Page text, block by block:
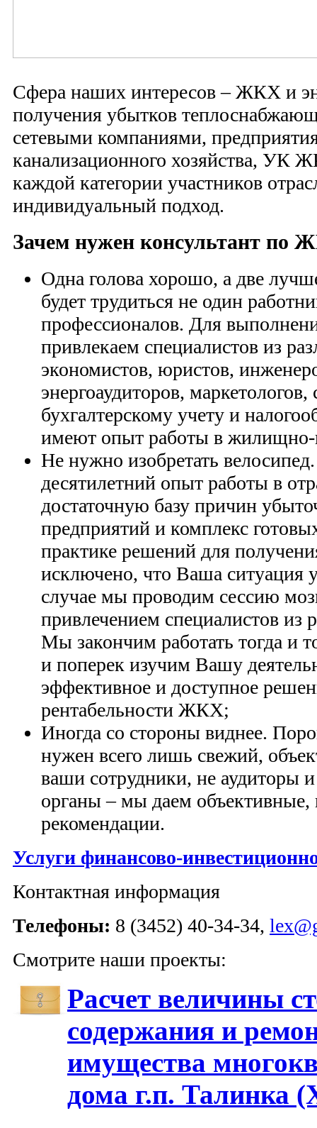
Сфера наших интересов – ЖКХ и
получения убытков
сетевыми компаниями,
канализационного хозяйства, УК
каждой категории участников
индивидуальный подход.
Зачем нужен консультант по
Одна голова хорошо, а две
будет трудиться не один
профессионалов. Для
привлекаем специалистов из
экономистов, юристов,
энергоаудиторов,
бухгалтерскому учету и
имеют опыт работы в жилищно-
Не нужно изобретать
десятилетний опыт работы в
достаточную базу причин
предприятий и комплекс
практике решений для
исключено, что Ваша ситуация
случае мы проводим сессию
привлечением специалистов из
Мы закончим работать тогда и
и поперек изучим Вашу
эффективное и доступное
рентабельности ЖКХ;
Иногда со стороны виднее.
нужен всего лишь свежий,
ваши сотрудники, не аудиторы
органы – мы даем объективные,
рекомендации.
Услуги финансово-
Контактная информация
Телефоны: 8 (3452) 40-34-34,
Смотрите наши проекты:
Расчет величины
содержания и
имущества
дома г.п.